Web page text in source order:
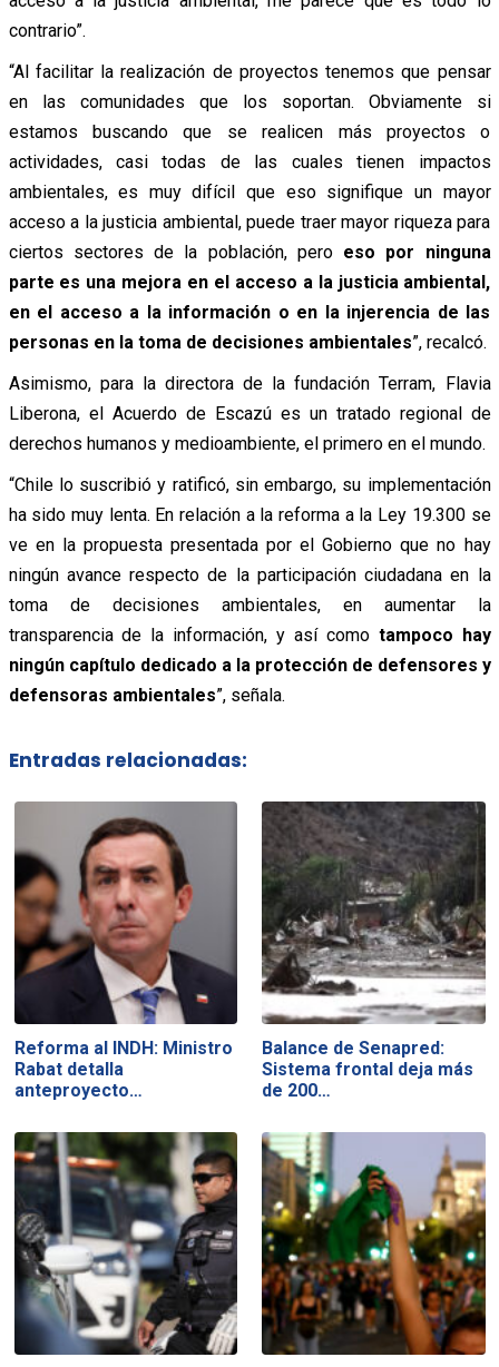
contrario”.
“Al facilitar la realización de proyectos tenemos que pensar
en las comunidades que los soportan. Obviamente si
estamos buscando que se realicen más proyectos o
actividades, casi todas de las cuales tienen impactos
ambientales, es muy difícil que eso signifique un mayor
acceso a la justicia ambiental, puede traer mayor riqueza para
ciertos sectores de la población, peroeso por ninguna
parte es una mejora en el acceso a la justicia ambiental,
en el acceso a la información o en la injerencia de las
personas en la toma de decisiones ambientales”, recalcó.
Asimismo, para la directora de la fundación Terram, Flavia
Liberona, el Acuerdo de Escazú es un tratado regional de
derechos humanos y medioambiente, el primero en el mundo.
“Chile lo suscribió y ratificó, sin embargo, su implementación
ha sido muy lenta. En relación a la reforma a la Ley 19.300 se
ve en la propuesta presentada por el Gobierno que no hay
ningún avance respecto de la participación ciudadana en la
toma de decisiones ambientales, en aumentar la
transparencia de la información, y así comotampoco hay
ningún capítulo dedicado a la protección de defensores y
defensoras ambientales”, señala.
Entradas relacionadas:
Reforma al INDH: Ministro
Rabat detalla
anteproyecto…
Balance de Senapred:
Sistema frontal deja más
de 200…